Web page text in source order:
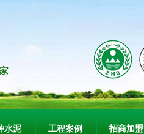
水泥 工程案例 招商加盟